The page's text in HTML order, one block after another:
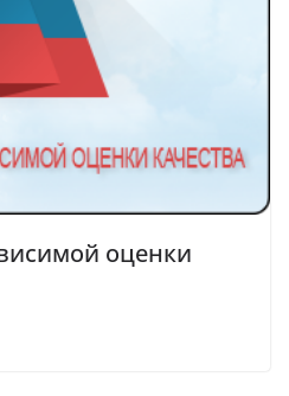
оценки